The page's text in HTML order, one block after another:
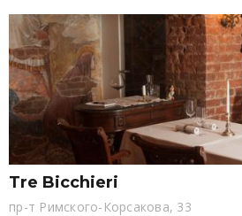
Tre Bicchieri
пр-т Римского-Корсакова, 33